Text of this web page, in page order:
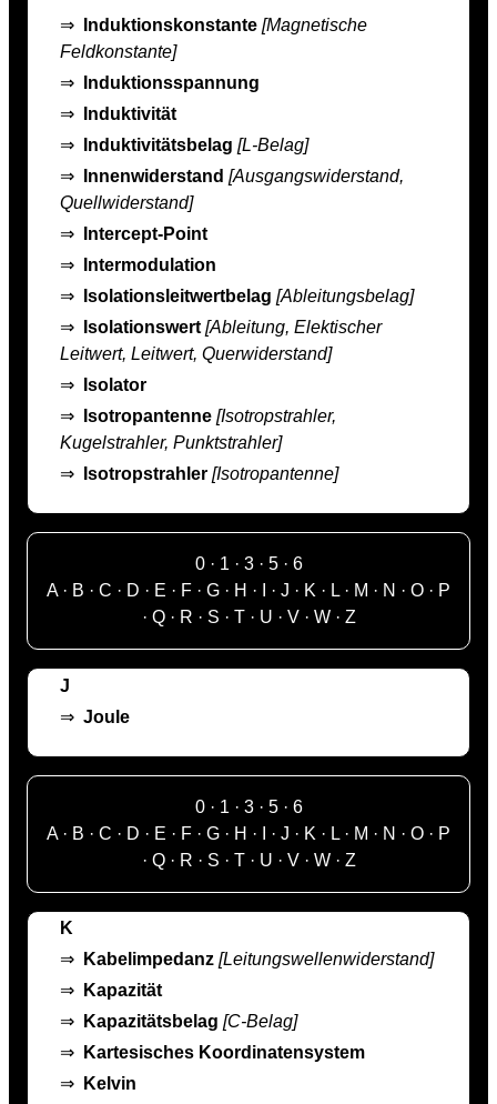
⇒
Induktionskonstante [Magnetische
Feldkonstante]
⇒
Induktionsspannung
⇒
Induktivität
⇒
Induktivitätsbelag [L-Belag]
⇒
Innenwiderstand [Ausgangswiderstand,
Quellwiderstand]
⇒
Intercept-Point
⇒
Intermodulation
⇒
Isolationsleitwertbelag [Ableitungsbelag]
⇒
Isolationswert [Ableitung, Elektischer
Leitwert, Leitwert, Querwiderstand]
⇒
Isolator
⇒
Isotropantenne [Isotropstrahler,
Kugelstrahler, Punktstrahler]
⇒
Isotropstrahler [Isotropantenne]
0· 1 · 3· 5· 6
A· B · C · D · E · F · G · H · · J · K · L · M · N · O · P
· Q· R · S · T· U · V· W· Z
J
⇒ Joule
0· 1 · 3· 5· 6
A· B · C · D · E · F · G · H · · J · K · L · M · N · O · P
· Q· R · S · T· U · V· W· Z
K
⇒
Kabelimpedanz [Leitungswellenwiderstand]
⇒
Kapazität
⇒
Kapazitätsbelag [C-Belag]
⇒
Kartesisches Koordinatensystem
⇒
Kelvin